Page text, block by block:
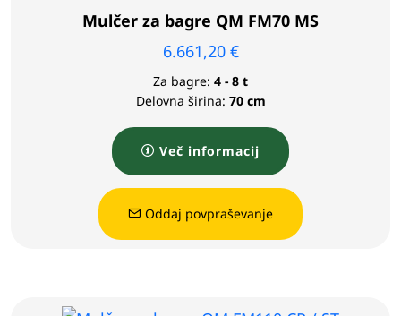
Mulčer za bagre QM FM70 MS
6.661,20 €
Za bagre: 4 - 8 t
Delovna širina: 70 cm
Več informacij
Oddaj povpraševanje